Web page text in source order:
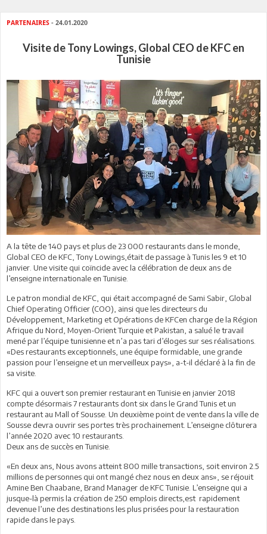
PARTENAIRES - 24.01.2020
Visite de Tony Lowings, Global CEO de KFC en
Tunisie
A la tête de 140 pays et plus de 23 000 restaurants dans le monde,
Global CEO de KFC, Tony Lowings,était de passage à Tunis les 9 et 10
janvier. Une visite qui coïncide avec la célébration de deux ans de
l’enseigne internationale en Tunisie.
Le patron mondial de KFC, qui était accompagné de Sami Sabir, Global
Chief Operating Officier (COO), ainsi que les directeurs du
Développement, Marketing et Opérations de KFCen charge de la Région
Afrique du Nord, Moyen-Orient Turquie et Pakistan, a salué le travail
mené par l’équipe tunisienne et n’a pas tari d’éloges sur ses réalisations.
«Des restaurants exceptionnels, une équipe formidable, une grande
passion pour l’enseigne et un merveilleux pays», a-t-il déclaré à la fin de
sa visite.
KFC qui a ouvert son premier restaurant en Tunisie en janvier 2018
compte désormais 7 restaurants dont six dans le Grand Tunis et un
restaurant au Mall of Sousse. Un deuxième point de vente dans la ville de
Sousse devra ouvrir ses portes très prochainement. L’enseigne clôturera
l’année 2020 avec 10 restaurants.
Deux ans de succès en Tunisie.
«En deux ans, Nous avons atteint 800 mille transactions, soit environ 2.5
millions de personnes qui ont mangé chez nous en deux ans», se réjouit
Amine Ben Chaabane, Brand Manager de KFC Tunisie. L’enseigne qui a
jusque-là permis la création de 250 emplois directs,est rapidement
devenue l’une des destinations les plus prisées pour la restauration
rapide dans le pays.